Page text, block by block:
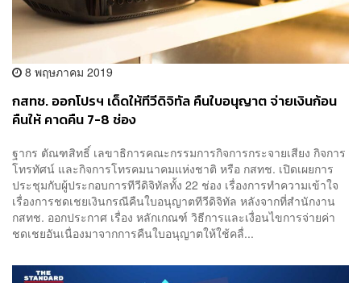
8 พฤษภาคม 2019
กสทช. ออกโปรฯ เด็ดให้ทีวีดิจิทัล คืนใบอนุญาต จ่ายเงินก้อน
คืนให้ คาดคืน 7-8 ช่อง
ฐากร ตัณฑสิทธิ์ เลขาธิการคณะกรรมการกิจการกระจายเสียง กิจการ
โทรทัศน์ และกิจการโทรคมนาคมแห่งชาติ หรือ กสทช. เปิดเผยการ
ประชุมกับผู้ประกอบการทีวีดิจิทัลทั้ง 22 ช่อง เรื่องการทำความเข้าใจ
เรื่องการชดเชยเงินกรณีคืนใบอนุญาตทีวีดิจิทัล หลังจากที่สำนักงาน
กสทช. ออกประกาศ เรื่อง หลักเกณฑ์ วิธีการและเงื่อนไขการจ่ายค่า
ชดเชยอันเนื่องมาจากการคืนใบอนุญาตให้ใช้คลื่...